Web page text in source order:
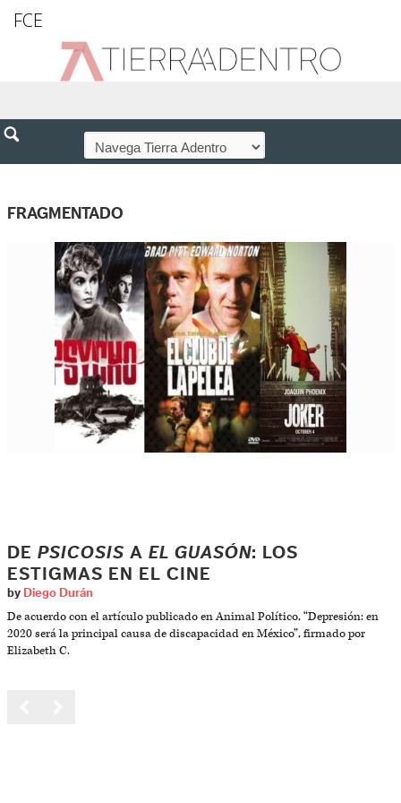
FCE
FRAGMENTADO
DE PSICOSIS A EL GUASÓN: LOS
ESTIGMAS EN EL CINE
by Diego Durán
De acuerdo con el artículo publicado en Animal Político, “Depresión: en
2020 será la principal causa de discapacidad en México”, firmado por
Elizabeth C.